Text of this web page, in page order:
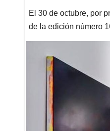
El 30 de octubre, por
de la edición número